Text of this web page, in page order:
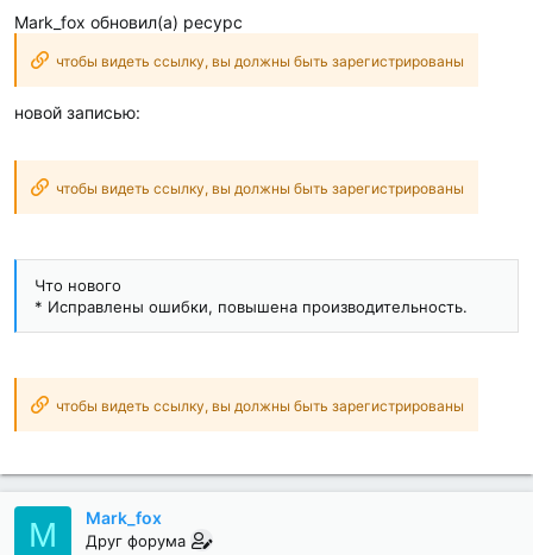
Mark_fox обновил(а) ресурс
чтобы видеть ссылку, вы должны быть зарегистрированы
новой записью:
чтобы видеть ссылку, вы должны быть зарегистрированы
Что нового
* Исправлены ошибки, повышена производительность.
чтобы видеть ссылку, вы должны быть зарегистрированы
M Mark_fox
Друг форума